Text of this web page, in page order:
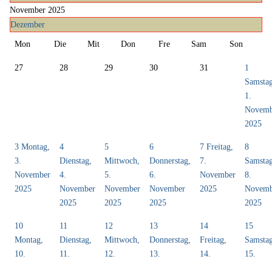
November 2025
Dezember
Mon Die Mit Don Fre Sam Son
27 28 29 30 31
1
1.
2025
3 Montag,
3.
November
2025
4
Dienstag,
4.
November
2025
5
Mittwoch,
5.
November
2025
6
Donnerstag,
6.
November
2025
7 Freitag,
7.
November
2025
8
8.
2025
10
Montag,
10.
11
Dienstag,
11.
12
Mittwoch,
12.
13
Donnerstag,
13.
14
Freitag,
14.
15
15.